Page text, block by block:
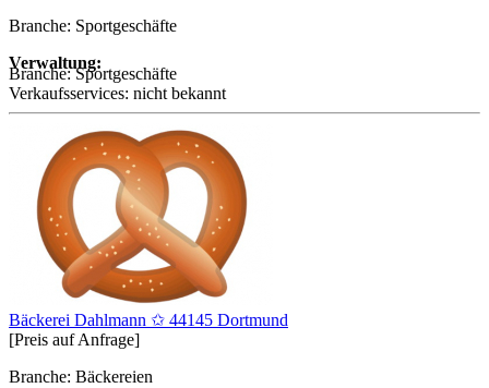
Branche: Sportgeschäfte
Verwaltung:
Branche:Sportgeschäfte
Verkaufsservices: nicht bekannt
Bäckerei Dahlmann ✩ 44145 Dortmund
[Preis auf Anfrage]
Branche: Bäckereien